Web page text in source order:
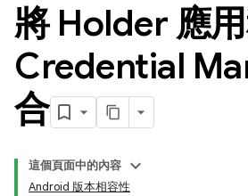
將 Holder 應
Credential
合
這個頁面中的內容
Android 版本相容性